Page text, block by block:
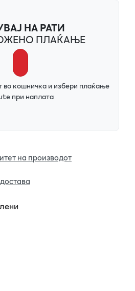
НА РАТИ
ПЛАЌАЊЕ
во кошничка и избери плаќање
при наплата
на производот